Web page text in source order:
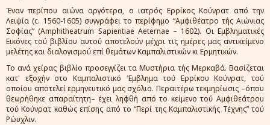
Έναν περίπου αιώνα αργότερα, ο ιατρός Ερρίκος Κούνρατ από την
Λειψία (c. 1560-1605) συγγράφει το περίφημο “Αμφιθέατρο τής Αιώνιας
Σοφίας” (Amphitheatrum Sapientiae Aeternae – 1602). Οι Εμβληματικές
Εικόνες τού βιβλίου αυτού αποτελούν μέχρι τις ημέρες μας αντικείμενο
μελέτης και διαλογισμού επί θεμάτων Καμπαλιστικών κι Ερμητικών.
Το ανά χείρας βιβλίο προσεγγίζει τα Μυστήρια τής Μερκαβά. Βασίζεται
κατ' εξοχήν στο Καμπαλιστικό Έμβλημα τού Ερρίκου Κούνρατ, τού
οποίου αποτελεί ερμηνευτικό μας σχόλιο. Περαιτέρω τεκμηρίωσις –όπου
θεωρήθηκε απαραίτητη– έχει ληφθή από το κείμενο τού Αμφιθεάτρου
τού Κούνρατ καθώς επίσης από το “Περί της Καμπαλιστικής Τέχνης” τού
Ρώυχλιν.